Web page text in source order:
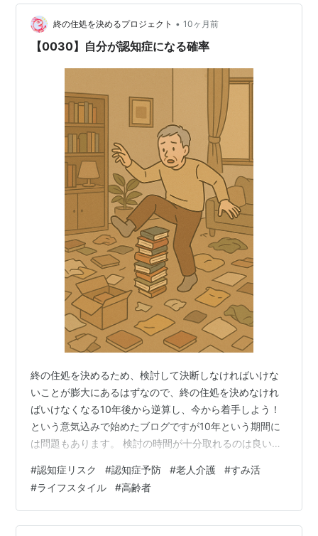
護をした嫁のはなし、っていうことは、うっすら知って
いる、ってくらい。おそらく、令和の今…
終の住処を決めるプロジェクト • 10ヶ月前
【0030】自分が認知症になる確率
終の住処を決めるため、検討して決断しなければいけな
いことが膨大にあるはずなので、終の住処を決めなけれ
ばいけなくなる10年後から逆算し、今から着手しよう！
という意気込みで始めたブログですが10年という期間に
は問題もあります。 検討の時間が十分取れるのは良いこ
先過ぎて見通せない部分もあります。 見通せないので、
最悪の事態を想定して将来設計したくなりますが、そう
すると簡単に予算オーバーで不成立となってしまいま
す。対象の検討粒度が粗すぎて認識できない削りシロを
#認知症リスク #認知症予防 #老人介護 #すみ活
#ライフスタイル #高齢者